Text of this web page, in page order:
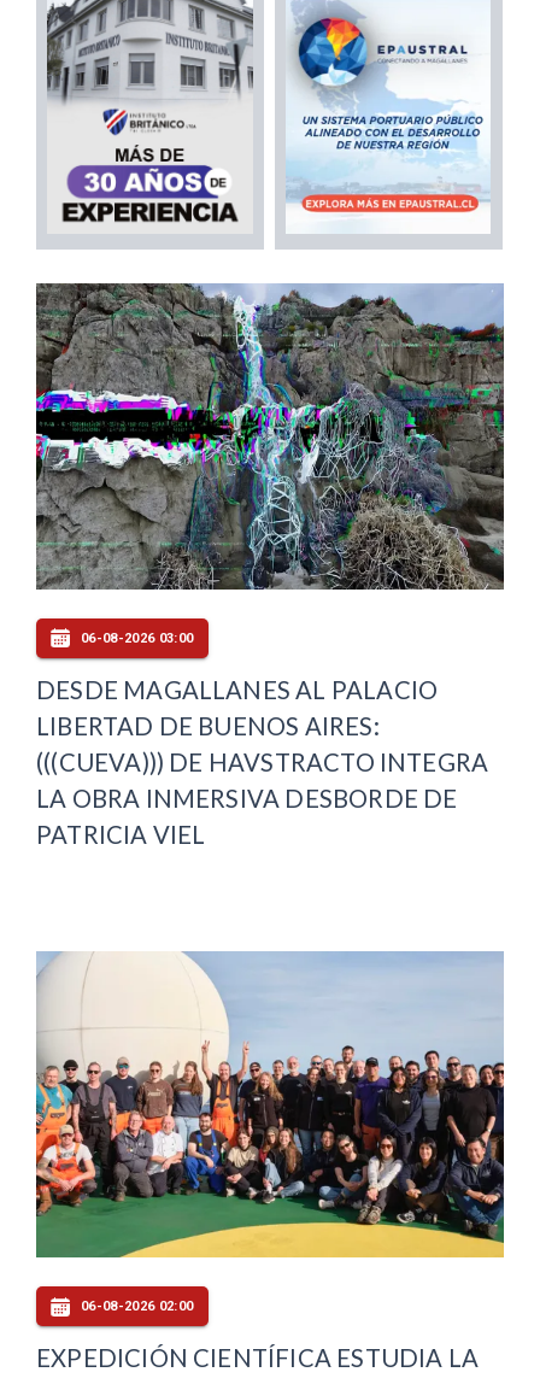
06-08-2026 03:00
DESDE MAGALLANES AL PALACIO
LIBERTAD DE BUENOS AIRES:
(((CUEVA))) DE HAVSTRACTO INTEGRA
LA OBRA INMERSIVA DESBORDE DE
PATRICIA VIEL
06-08-2026 02:00
EXPEDICIÓN CIENTÍFICA ESTUDIA LA